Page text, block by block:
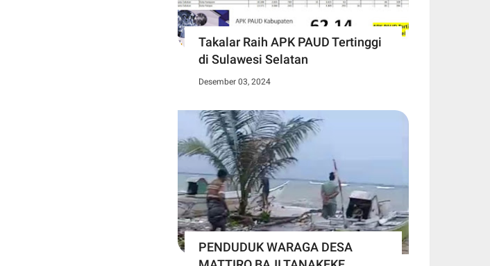
Takalar Raih APK PAUD Tertinggi
di Sulawesi Selatan
Desember 03, 2024
PENDUDUK WARAGA DESA